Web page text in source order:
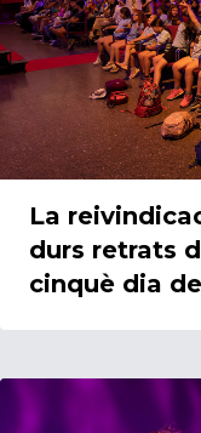
La
durs retrats
cinquè dia